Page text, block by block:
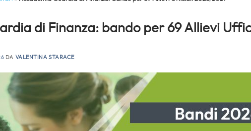
di Finanza: bando per 69 Allievi
DA VALENTINA STARACE